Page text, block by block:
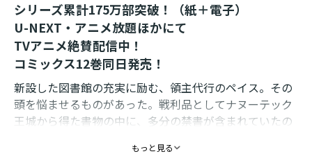
シリーズ累計175万部突破！（紙＋電子）
U-NEXT・アニメ放題ほかにて
TVアニメ絶賛配信中！
コミックス12巻同日発売！
新設した図書館の充実に励む、領主代行のペイス。その
頭を悩ませるものがあった。戦利品としてナヌーテック
王城から得た書物の中に、多分の禁書が含まれていたの
もっと見る